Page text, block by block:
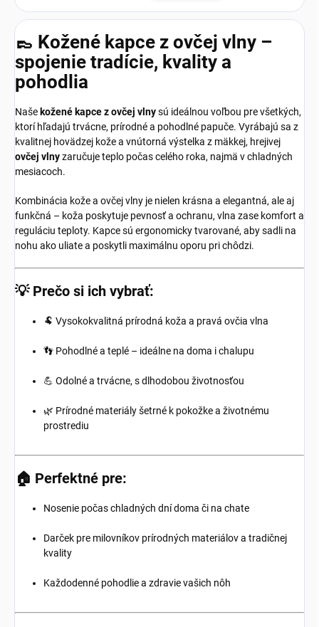
👞 Kožené kapce z ovčej vlny –
spojenie tradície, kvality a
pohodlia
Naše kožené kapce z ovčej vlnysú ideálnou voľbou pre všetkých,
ktorí hľadajú trvácne, prírodné a pohodlné papuče. Vyrábajú sa z
kvalitnej hovädzej kože a vnútorná výstelka z mäkkej, hrejivej
ovčej vlnyzaručuje teplo počas celého roka, najmä v chladných
mesiacoch.
Kombinácia kože a ovčej vlny je nielen krásna a elegantná, ale aj
funkčná – koža poskytuje pevnosť a ochranu, vlna zase komfort a
reguláciu teploty. Kapce sú ergonomicky tvarované, aby sadli na
nohu ako uliate a poskytli maximálnu oporu pri chôdzi.
💡 Prečo si ich vybrať:
🐏 Vysokokvalitná prírodná koža a pravá ovčia vlna
👣 Pohodlné a teplé – ideálne na doma i chalupu
💪 Odolné a trvácne, s dlhodobou životnosťou
🌿 Prírodné materiály šetrné k pokožke a životnému
prostrediu
🏠 Perfektné pre:
Nosenie počas chladných dní doma či na chate
Darček pre milovníkov prírodných materiálov a tradičnej
kvality
Každodenné pohodlie a zdravie vašich nôh